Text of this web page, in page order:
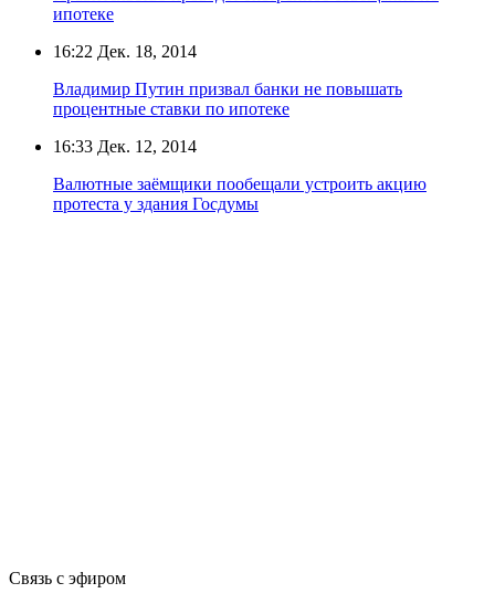
ипотеке
16:22 Дек. 18, 2014
Владимир Путин призвал банки не повышать
процентные ставки по ипотеке
16:33 Дек. 12, 2014
Валютные заёмщики пообещали устроить акцию
протеста у здания Госдумы
Связь с эфиром